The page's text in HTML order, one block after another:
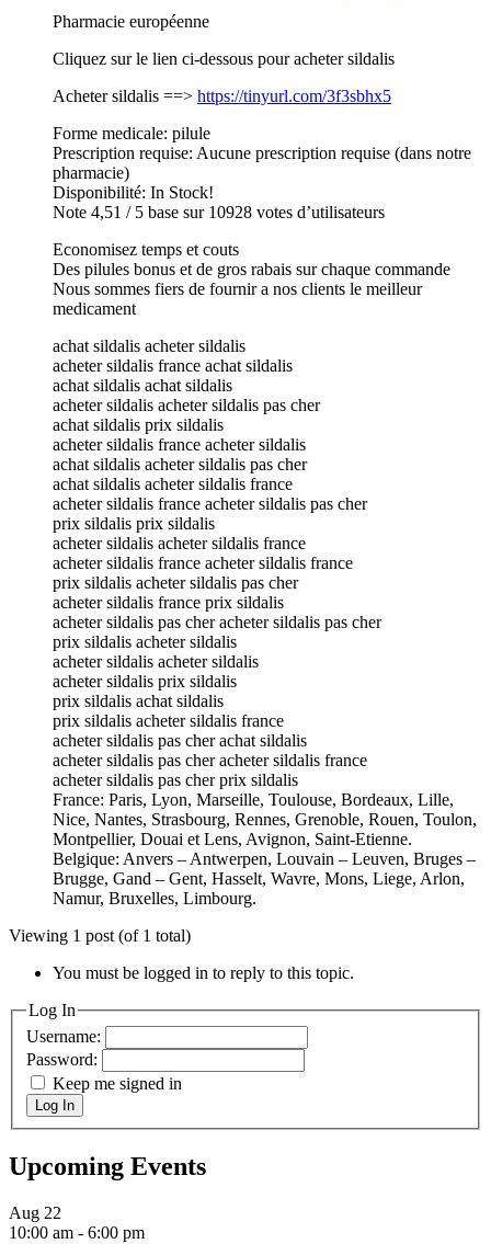
Pharmacie européenne
Cliquez sur le lien ci-dessous pour acheter sildalis
Acheter sildalis ==> https://tinyurl.com/3f3sbhx5
Forme medicale: pilule
Prescription requise: Aucune prescription requise (dans notre
pharmacie)
Disponibilité: In Stock!
Note 4,51 / 5 base sur 10928 votes d’utilisateurs
Economisez temps et couts
Des pilules bonus et de gros rabais sur chaque commande
Nous sommes fiers de fournir a nos clients le meilleur
medicament
achat sildalis acheter sildalis
acheter sildalis france achat sildalis
achat sildalis achat sildalis
acheter sildalis acheter sildalis pas cher
achat sildalis prix sildalis
acheter sildalis france acheter sildalis
achat sildalis acheter sildalis pas cher
achat sildalis acheter sildalis france
acheter sildalis france acheter sildalis pas cher
prix sildalis prix sildalis
acheter sildalis acheter sildalis france
acheter sildalis france acheter sildalis france
prix sildalis acheter sildalis pas cher
acheter sildalis france prix sildalis
acheter sildalis pas cher acheter sildalis pas cher
prix sildalis acheter sildalis
acheter sildalis acheter sildalis
acheter sildalis prix sildalis
prix sildalis achat sildalis
prix sildalis acheter sildalis france
acheter sildalis pas cher achat sildalis
acheter sildalis pas cher acheter sildalis france
acheter sildalis pas cher prix sildalis
France: Paris, Lyon, Marseille, Toulouse, Bordeaux, Lille,
Nice, Nantes, Strasbourg, Rennes, Grenoble, Rouen, Toulon,
Montpellier, Douai et Lens, Avignon, Saint-Etienne.
Belgique: Anvers – Antwerpen, Louvain – Leuven, Bruges –
Brugge, Gand – Gent, Hasselt, Wavre, Mons, Liege, Arlon,
Namur, Bruxelles, Limbourg.
Viewing 1 post (of 1 total)
You must be logged in to reply to this topic.
Log In
Username:
Password:
Keep me signed in
Log In
Upcoming Events
Aug 22
10:00 am - 6:00 pm